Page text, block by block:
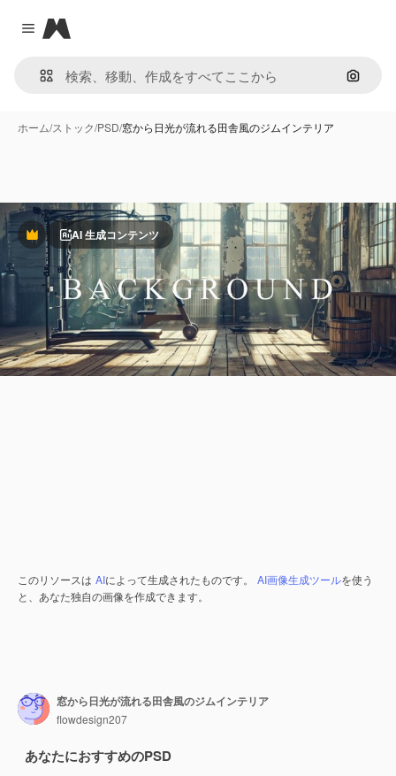
Close menu
Magnific
画像で
ホーム/ストック/PSD/窓から日光が流れる田舎風のジムインテリア
PremiumAI 生成コンテンツ
このリソースは AIによって生成されたものです。 AI画像生成ツールを使う
と、あなた独自の画像を作成できます。
窓から日光が流れる田舎風のジムインテリア
flowdesign207
あなたにおすすめのPSD